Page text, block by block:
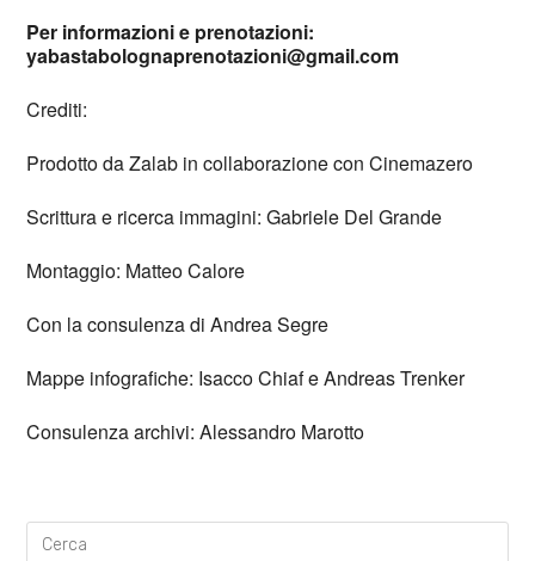
Per informazioni e prenotazioni:
yabastabolognaprenotazioni@gmail.com
Crediti:
Prodotto da Zalab in collaborazione con Cinemazero
Scrittura e ricerca immagini: Gabriele Del Grande
Montaggio: Matteo Calore
Con la consulenza di Andrea Segre
Mappe infografiche: Isacco Chiaf e Andreas Trenker
Consulenza archivi: Alessandro Marotto